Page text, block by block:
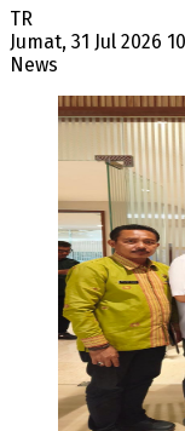
TR
Jumat, 31 Jul 2026
News